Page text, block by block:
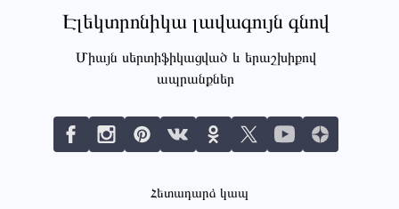
Էլեկտրոնիկա լավագույն գնով
Միայն սերտիֆիկացված և երաշխիքով
ապրանքներ
Հետադարձ կապ